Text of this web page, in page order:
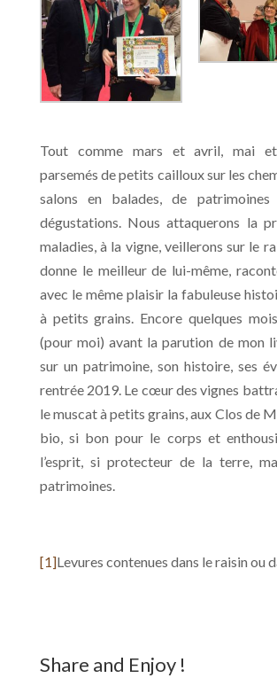
Tout comme mars et avril, mai
parsemés de petits cailloux sur les
salons en balades, de patrimoines
dégustations. Nous attaquerons la
maladies, à la vigne, veillerons sur le
donne le meilleur de lui-même,
avec le même plaisir la fabuleuse
à petits grains. Encore quelques
(pour moi) avant la parution de mon
sur un patrimoine, son histoire, ses
rentrée 2019. Le cœur des vignes
le muscat à petits grains, aux Clos de
bio, si bon pour le corps et
l’esprit, si protecteur de la terre,
patrimoines.
[1]Levures contenues dans le raisin ou
Share and Enjoy !